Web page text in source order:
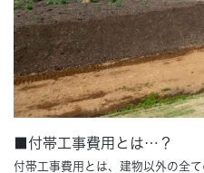
■付帯工事費用とは…？
付帯工事費用とは、建物以外の全